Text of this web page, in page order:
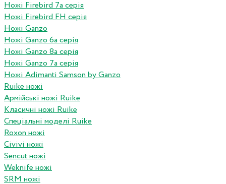
Ножі Firebird 7а серія
Ножі Firebird FH серія
Ножі Ganzo
Ножі Ganzo 6а серія
Ножі Ganzo 8а серія
Ножі Ganzo 7а серія
Ножі Adimanti Samson by Ganzo
Ruike ножі
Армійські ножі Ruike
Класичні ножі Ruike
Спеціальні моделі Ruike
Roxon ножi
Civivi ножі
Sencut ножі
Weknife ножі
SRM ножі